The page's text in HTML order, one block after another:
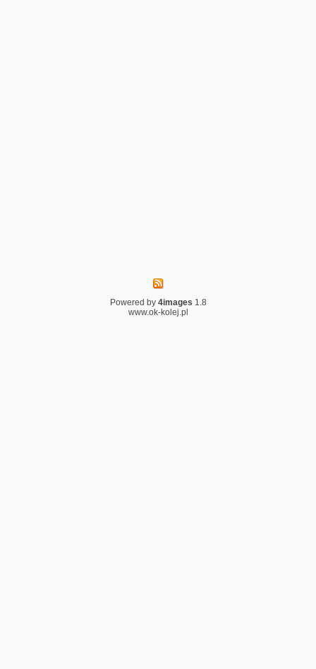
Powered by 4images 1.8
www.ok-kolej.pl